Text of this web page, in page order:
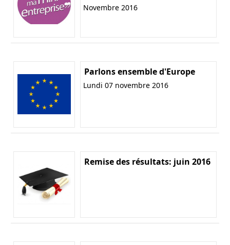
Novembre 2016
Parlons ensemble d'Europe
Lundi 07 novembre 2016
Remise des résultats: juin 2016